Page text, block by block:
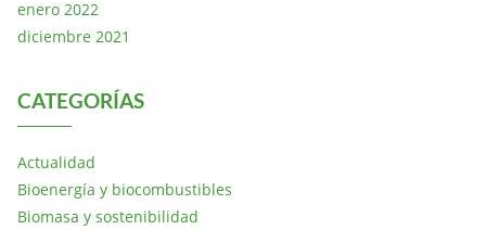
enero 2022
diciembre 2021
CATEGORÍAS
Actualidad
Bioenergía y biocombustibles
Biomasa y sostenibilidad